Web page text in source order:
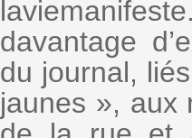
davantage
du journal,
jaunes », aux